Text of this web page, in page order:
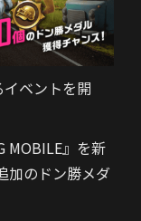
ベントを開
MOBILE』を新
加のドン勝メダ